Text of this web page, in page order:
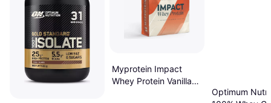
Myprotein Impact
Whey Protein Vanilla
Optimum